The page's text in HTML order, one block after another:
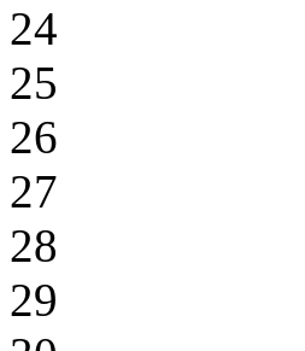
24
25
26
27
28
29